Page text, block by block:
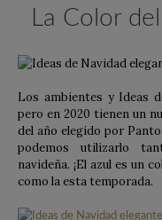
La Color
Los ambientes y Ideas
pero en 2020 tienen un
del año elegido por
podemos utilizarlo
navideña. ¡El azul es un
como la esta temporada.